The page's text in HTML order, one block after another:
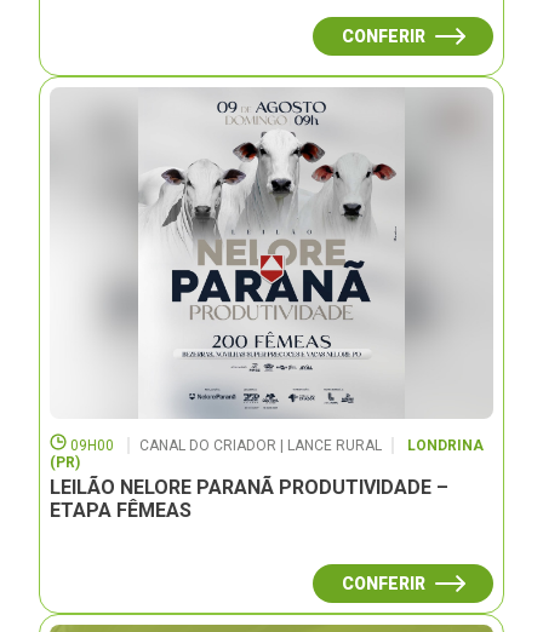
CONFERIR
09H00 CANAL DO CRIADOR | LANCE RURAL
LONDRINA
(PR)
LEILÃO NELORE PARANÃ PRODUTIVIDADE –
ETAPA FÊMEAS
CONFERIR